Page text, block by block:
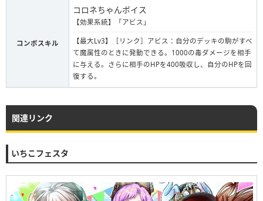
コンボスキル
コロネちゃんボイス
【効果系統】「アビス」
【最大Lv3】［リンク］アビス：自分のデッキの駒がすべ
て魔属性のときに発動できる。1000の毒ダメージを相手
に与える。さらに相手のHPを400吸収し、自分のHPを回
復する。
関連リンク
いちこフェスタ